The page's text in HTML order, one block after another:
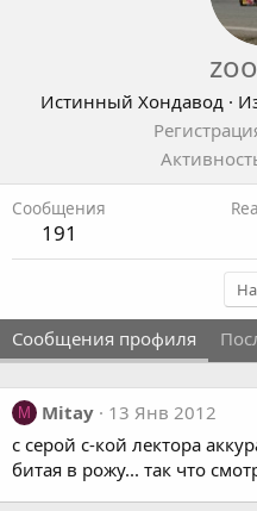
Истинный Хондавод ·
Сообщения
191
Сообщения профиля
M Mitay
13 Янв 2012
с серой с-кой лектора
битая в рожу... так что